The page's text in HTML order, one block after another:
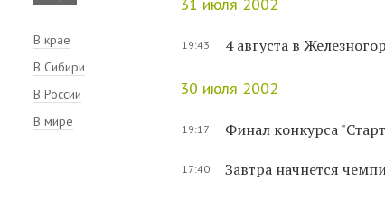
В крае
В Сибири
В России
В мире
19:43 4 августа в
30 июля 2002
19:17 Финал конкурса
17:40 Завтра начнется